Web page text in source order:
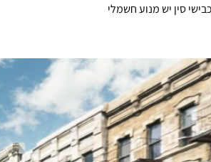
סין יש מנוע חשמלי